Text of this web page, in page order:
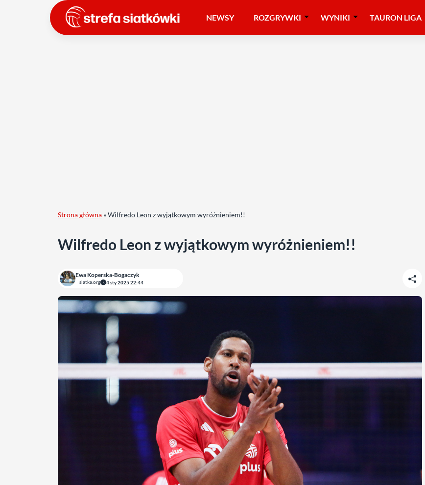
NEWSY ROZGRYWKI WYNIKI TAURON LIGA
Strona główna »Wilfredo Leon z wyjątkowym wyróżnieniem!!
Wilfredo Leon z wyjątkowym wyróżnieniem!!
Ewa Koperska-Bogaczyk
siatka.org 4 sty 2025 22:44